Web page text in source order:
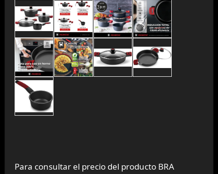
Para consultar el precio del producto BRA